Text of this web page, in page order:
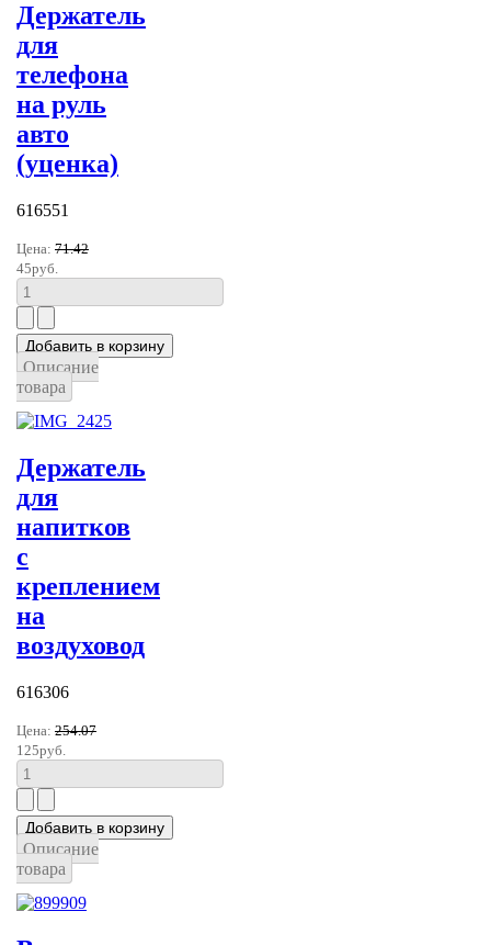
Держатель
для
телефона
на руль
авто
(уценка)
616551
Цена: 71.42
45руб.
Описание
товара
Держатель
для
напитков
c
креплением
на
воздуховод
616306
Цена: 254.07
125руб.
Описание
товара